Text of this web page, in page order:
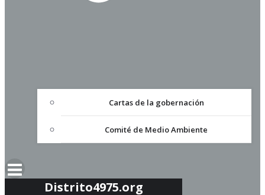
Cartas de la gobernación
Comité de Medio Ambiente
Distrito4975.org